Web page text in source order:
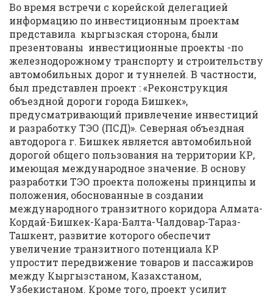
Во время встречи с корейской делегацией
информацию по инвестиционным проектам
представила кыргызская сторона, были
презентованы инвестиционные проекты -по
железнодорожному транспорту и строительству
автомобильных дорог и туннелей. В частности,
был представлен проект : «Реконструкция
объездной дороги города Бишкек»,
предусматривающий привлечение инвестиций
и разработку ТЭО (ПСД)». Северная объездная
автодорога г. Бишкек является автомобильной
дорогой общего пользования на территории КР,
имеющая международное значение. В основу
разработки ТЭО проекта положены принципы и
положения, обоснованные в создании
международного транзитного коридора Алмата-
Кордай-Бишкек-Кара-Балта-Чалдовар-Тараз-
Ташкент, развитие которого обеспечит
увеличение транзитного потенциала КР
упростит передвижение товаров и пассажиров
между Кыргызстаном, Казахстаном,
Узбекистаном. Кроме того, проект усилит